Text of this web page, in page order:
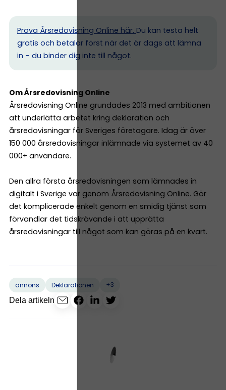
Prova Årsredovisning Online här. Du kan testa helt
gratis och betalar först när det är dags att lämna
in – du binder dig inte till något.
Om Årsredovisning Online
Årsredovisning Online grundades 2013 med ambitionen
att underlätta arbetet kring deklaration och
årsredovisningar för Sveriges företagare. Idag är över
150 000 årsredovisningar inlämnade via systemet av 40
000+ användare.
Den allra första årsredovisningen som lämnades in
digitalt i Sverige var genom Årsredovisning Online. Gör
det komplicerade enkelt genom en smidig tjänst som
förvandlar det tidskrävande i att upprätta
årsredovisningar till något som kan göras på en kvart.
annons Deklarationen
+3
Dela artikeln